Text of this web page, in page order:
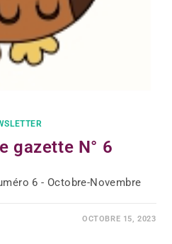
gazette N° 6
6 - Octobre-Novembre
OCTOBRE 15, 2023